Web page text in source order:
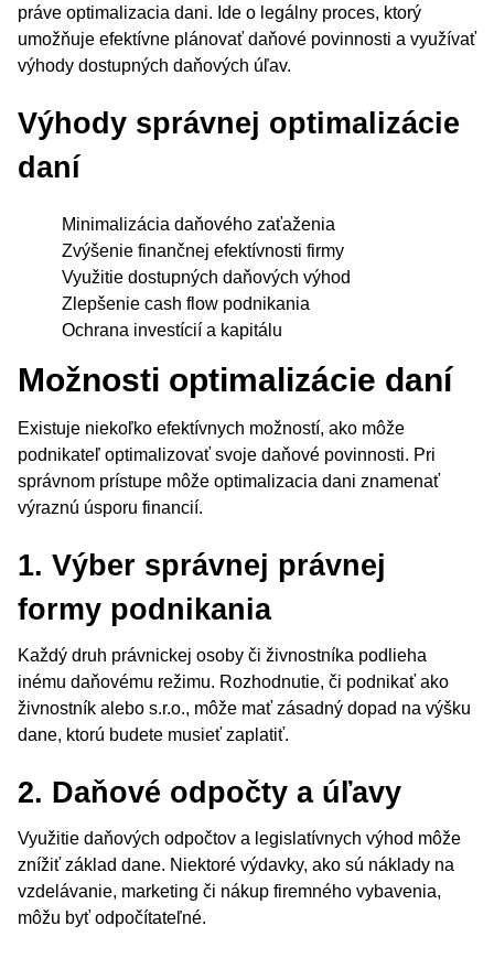
práve optimalizacia dani. Ide o legálny proces, ktorý
umožňuje efektívne plánovať daňové povinnosti a využívať
výhody dostupných daňových úľav.
Výhody správnej optimalizácie
daní
Minimalizácia daňového zaťaženia
Zvýšenie finančnej efektívnosti firmy
Využitie dostupných daňových výhod
Zlepšenie cash flow podnikania
Ochrana investícií a kapitálu
Možnosti optimalizácie daní
Existuje niekoľko efektívnych možností, ako môže
podnikateľ optimalizovať svoje daňové povinnosti. Pri
správnom prístupe môže optimalizacia dani znamenať
výraznú úsporu financií.
1. Výber správnej právnej
formy podnikania
Každý druh právnickej osoby či živnostníka podlieha
inému daňovému režimu. Rozhodnutie, či podnikať ako
živnostník alebo s.r.o., môže mať zásadný dopad na výšku
dane, ktorú budete musieť zaplatiť.
2. Daňové odpočty a úľavy
Využitie daňových odpočtov a legislatívnych výhod môže
znížiť základ dane. Niektoré výdavky, ako sú náklady na
vzdelávanie, marketing či nákup firemného vybavenia,
môžu byť odpočítateľné.